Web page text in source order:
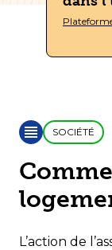
SOCIÉTÉ
L’action de